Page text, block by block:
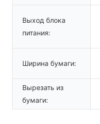
Выход блока
питания:
Ширина бумаги:
Вырезать из
бумаги: